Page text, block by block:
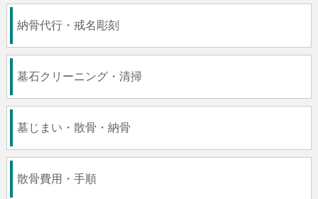
納骨代行・戒名彫刻
墓石クリーニング・清掃
墓じまい・散骨・納骨
散骨費用・手順